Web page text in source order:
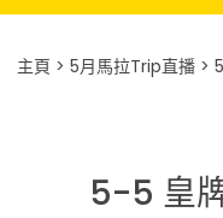
主頁 5月馬拉Trip直播
5-5 皇